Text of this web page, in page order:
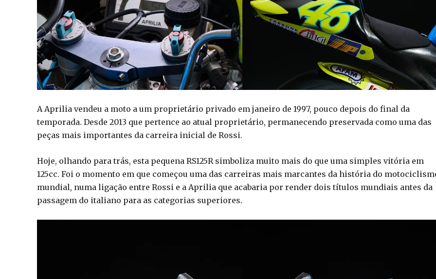
A Aprilia vendeu a moto a um proprietário privado em janeiro de 1997, pouco depois do final da
temporada. Desde 2013 que pertence ao atual proprietário, permanecendo preservada como uma das
peças mais importantes da carreira inicial de Rossi.
Hoje, olhando para trás, esta pequena RS125R simboliza muito mais do que uma simples vitória em
125cc. Foi o momento em que começou uma das carreiras mais marcantes da história do
mundial, numa ligação entre Rossi e a Aprilia que acabaria por render dois títulos mundiais antes da
passagem do italiano para as categorias superiores.